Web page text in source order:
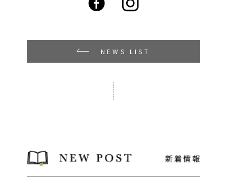
NEWS LIST